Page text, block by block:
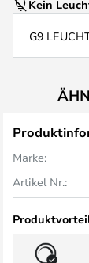
Kein
G9
Marke:
Artikel Nr.: